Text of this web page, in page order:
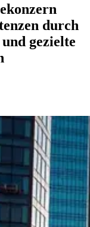
durch
gezielte